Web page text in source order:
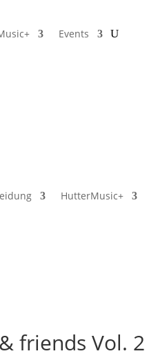
Events
HutterMusic+
friends Vol. 2